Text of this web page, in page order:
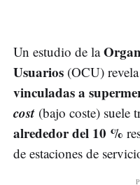
Un estudio de la
Usuarios (OCU)
vinculadas a
cost (bajo coste) suele
alrededor del 10 %
de estaciones de